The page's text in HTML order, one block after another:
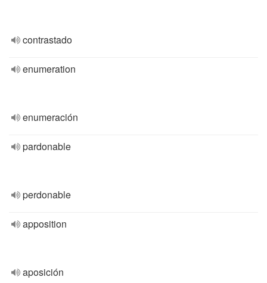
contrastado
enumeration
enumeración
pardonable
perdonable
apposition
aposición